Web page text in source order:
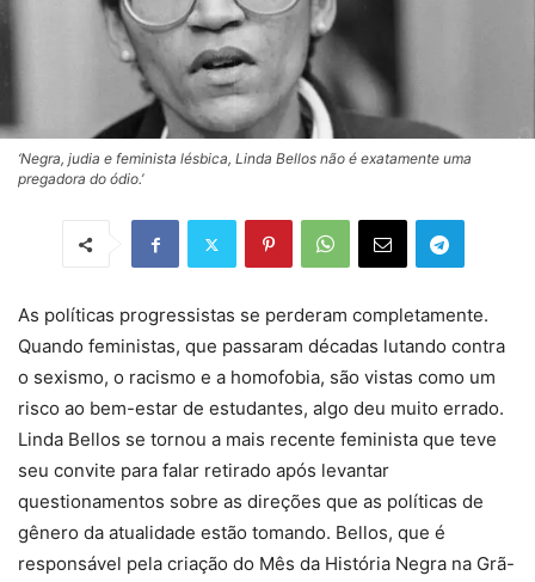
‘Negra, judia e feminista lésbica, Linda Bellos não é exatamente uma
pregadora do ódio.’
As políticas progressistas se perderam completamente.
Quando feministas, que passaram décadas lutando contra
o sexismo, o racismo e a homofobia, são vistas como um
risco ao bem-estar de estudantes, algo deu muito errado.
Linda Bellos se tornou a mais recente feminista que teve
seu convite para falar retirado após levantar
questionamentos sobre as direções que as políticas de
gênero da atualidade estão tomando. Bellos, que é
responsável pela criação do Mês da História Negra na Grã-